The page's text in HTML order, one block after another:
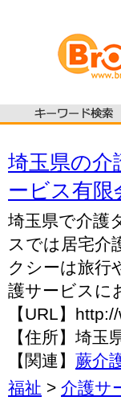
埼玉県の介
ービス有限
埼玉県で介護
スでは居宅介
クシーは旅行
護サービスに
【URL】
【住所】埼玉
【関連】 蕨介
福祉 > 介護サ